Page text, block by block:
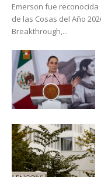
Emerson fue
de las Cosas del Año
Breakthrough,...